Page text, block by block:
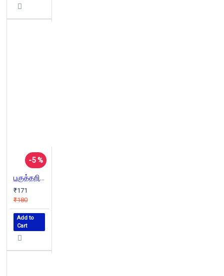
-5 %
பகுத்தறிவின் சிகரம் பெரியார் ஈ.வெ.ரா
₹171
₹180
Add to
Cart